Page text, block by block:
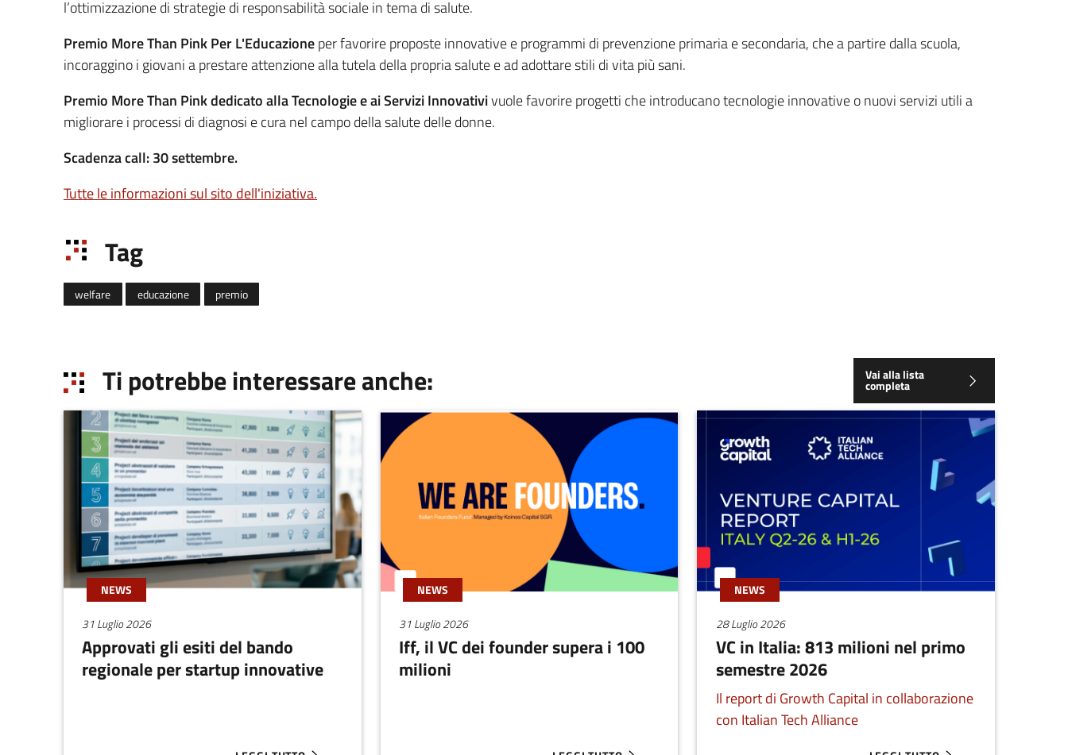
l’ottimizzazione di strategie di responsabilità sociale in tema di salute.
Premio More Than Pink Per L'Educazioneper favorire proposte innovative e programmi di prevenzione primaria e secondaria, che a partire dalla scuola,
incoraggino i giovani a prestare attenzione alla tutela della propria salute e ad adottare stili di vita più sani.
Premio More Than Pink dedicato alla Tecnologie e ai Servizi Innovativivuole favorire progetti che introducano tecnologie innovative o nuovi servizi utili a
migliorare i processi di diagnosi e cura nel campo della salute delle donne.
Scadenza call: 30 settembre.
Tutte le informazioni sul sito dell'iniziativa.
Tag
welfare educazione premio
Ti potrebbe interessare anche: Vai alla lista
completa
NEWS
31 Luglio 2026
Approvati gli esiti del bando
regionale per startup innovative
NEWS
31 Luglio 2026
Iff, il VC dei founder supera i 100
milioni
NEWS
28 Luglio 2026
VC in Italia: 813 milioni nel primo
semestre 2026
Il report di Growth Capital in collaborazione
con Italian Tech Alliance